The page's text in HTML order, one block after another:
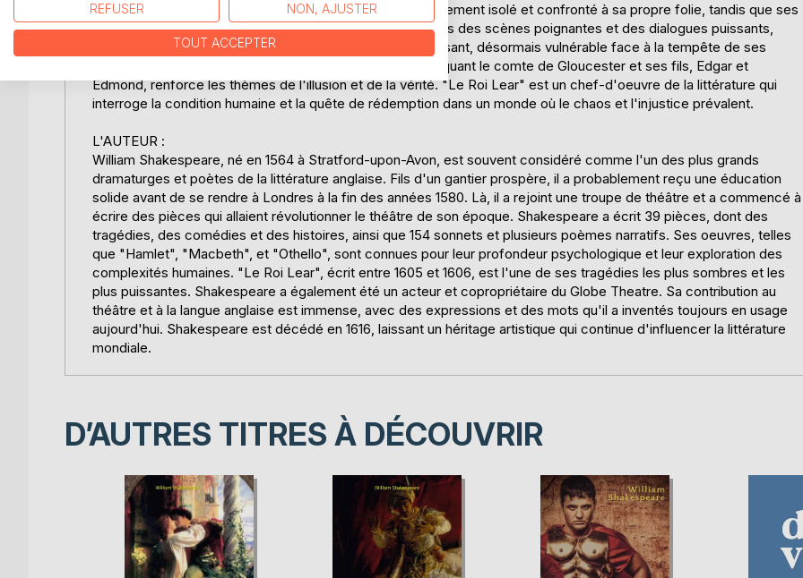
l'orgueil et de l'aveuglement. Lear se retrouve progressivement isolé et confronté à sa propre folie, tandis que ses
filles aînées révèlent leur véritable nature perfide. À travers des scènes poignantes et des dialogues puissants,
Shakespeare dépeint la chute d'un homme autrefois puissant, désormais vulnérable face à la tempête de ses
propres erreurs. Parallèlement, l'intrigue secondaire impliquant le comte de Gloucester et ses fils, Edgar et
Edmond, renforce les thèmes de l'illusion et de la vérité. "Le Roi Lear" est un chef-d'oeuvre de la littérature qui
interroge la condition humaine et la quête de rédemption dans un monde où le chaos et l'injustice prévalent.
L'AUTEUR :
William Shakespeare, né en 1564 à Stratford-upon-Avon, est souvent considéré comme l'un des plus grands
dramaturges et poètes de la littérature anglaise. Fils d'un gantier prospère, il a probablement reçu une éducation
solide avant de se rendre à Londres à la fin des années 1580. Là, il a rejoint une troupe de théâtre et a commencé à
écrire des pièces qui allaient révolutionner le théâtre de son époque. Shakespeare a écrit 39 pièces, dont des
tragédies, des comédies et des histoires, ainsi que 154 sonnets et plusieurs poèmes narratifs. Ses oeuvres, telles
que "Hamlet", "Macbeth", et "Othello", sont connues pour leur profondeur psychologique et leur exploration des
complexités humaines. "Le Roi Lear", écrit entre 1605 et 1606, est l'une de ses tragédies les plus sombres et les
plus puissantes. Shakespeare a également été un acteur et copropriétaire du Globe Theatre. Sa contribution au
théâtre et à la langue anglaise est immense, avec des expressions et des mots qu'il a inventés toujours en usage
aujourd'hui. Shakespeare est décédé en 1616, laissant un héritage artistique qui continue d'influencer la littérature
mondiale.
D’AUTRES TITRES À DÉCOUVRIR
REFUSER NON, AJUSTER
TOUT ACCEPTER